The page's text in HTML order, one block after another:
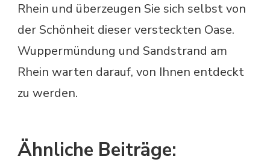
Rhein und überzeugen Sie sich selbst von
der Schönheit dieser versteckten Oase.
Wuppermündung und Sandstrand am
Rhein warten darauf, von Ihnen entdeckt
zu werden.
Ähnliche Beiträge: